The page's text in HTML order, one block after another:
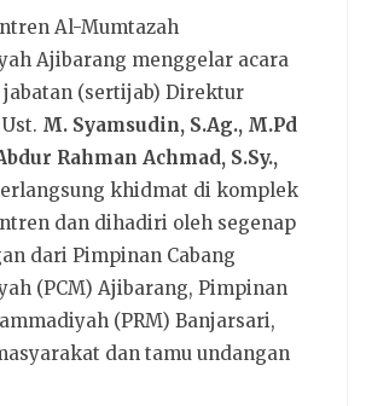
Al-Mumtazah
Ajibarang menggelar acara
(sertijab) Direktur
M. Syamsudin, S.Ag., M.Pd
Rahman Achmad, S.Sy.,
khidmat di komplek
dan dihadiri oleh segenap
dari Pimpinan Cabang
(PCM) Ajibarang, Pimpinan
(PRM) Banjarsari,
dan tamu undangan